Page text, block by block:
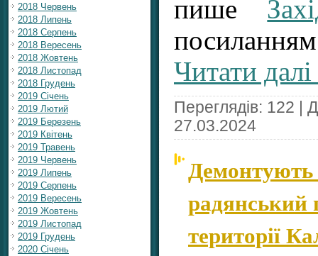
2018 Червень
2018 Липень
2018 Серпень
2018 Вересень
2018 Жовтень
2018 Листопад
2018 Грудень
2019 Січень
2019 Лютий
2019 Березень
2019 Квітень
2019 Травень
2019 Червень
2019 Липень
2019 Серпень
2019 Вересень
2019 Жовтень
2019 Листопад
2019 Грудень
2020 Січень
пише
Читати
Переглядів: 122 |
27.03.2024
Демонтують
радянський
території